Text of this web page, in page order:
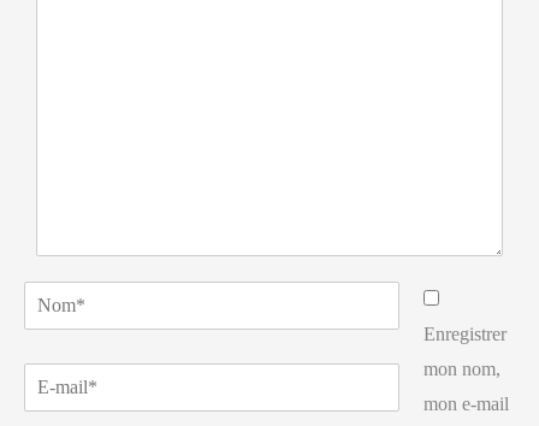
Nom*
E-
mail*
Enregistrer
mon nom,
mon e-mail